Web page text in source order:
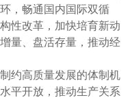
，畅通国内国际双循
性改革，加快培育新动
量、盘活存量，推动经
高质量发展的体制机
平开放，推动生产关系